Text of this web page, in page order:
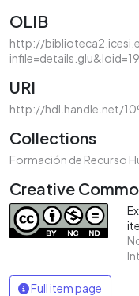
OLIB
http://
URI
http://hdl.handle.net/
Collections
Formación de Recurso
Creative
Full item page